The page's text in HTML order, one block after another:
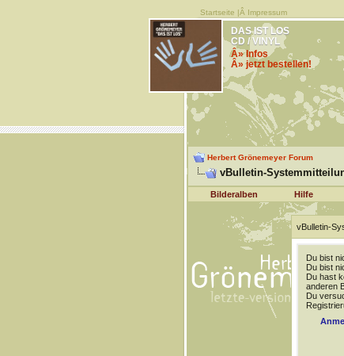
Startseite |Â Impressum
DAS IST LOS
CD / VINYL
Â» Infos
Â» jetzt bestellen!
Herbert Grönemeyer Forum
vBulletin-
Bilderalben Hilfe
vBulletin-
Du bist
Du bist
Du hast
anderen
Du